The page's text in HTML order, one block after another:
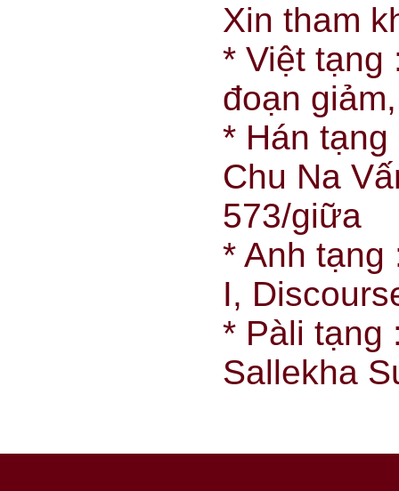
Xin tham
* Việt tạng
đoạn
* Hán tạng
Chu Na
573/giữa
* Anh tạng
I,
* Pàli tạng
Sallekha